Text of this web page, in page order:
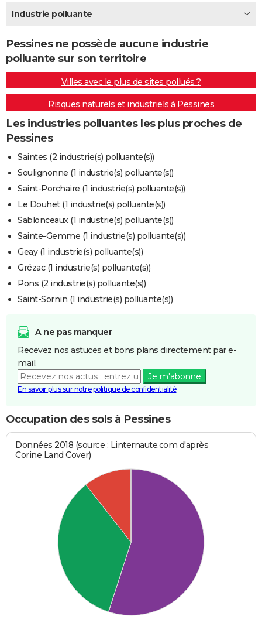
Destinations
City break
Voyage nature
Voyage de noces
Forum
Climat
+PHOTO
GUIDES D'ACHAT
BONS PLANS
CARTE DE VOEUX
Carte de Noël
Carte Bonne année
Carte Saint-Valentin
Carte Pâques
Carte d'anniversaire
DICTIONNAIRE
Dictionnaire
Biographies
Citations
Expressions
Proverbes
PROGRAMME TV
COPAINS D'AVANT
S'inscrire
Se connecter
Lycées
Collèges
Primaires
Universités
Entreprises
Service militaire
Avis de recherche
AVIS DE DÉCÈS
FORUM
Bricolage
Lifestyle
Culture
Sport
Auto
Television
Voyage
Cinema
Industrie polluante
Pessines ne possède aucune industrie
polluante sur son territoire
Villes avec le plus de sites pollués ?
Risques naturels et industriels à Pessines
Les industries polluantes les plus proches de
Pessines
Saintes (2 industrie(s) polluante(s))
Soulignonne (1 industrie(s) polluante(s))
Saint-Porchaire (1 industrie(s) polluante(s))
Le Douhet (1 industrie(s) polluante(s))
Sablonceaux (1 industrie(s) polluante(s))
Sainte-Gemme (1 industrie(s) polluante(s))
Geay (1 industrie(s) polluante(s))
Grézac (1 industrie(s) polluante(s))
Pons (2 industrie(s) polluante(s))
Saint-Sornin (1 industrie(s) polluante(s))
A ne pas manquer
Recevez nos astuces et bons plans directement par e-
mail.
Je m'abonne
En savoir plus sur notre politique de confidentialité
Occupation des sols à Pessines
Données 2018 (source : Linternaute.com d'après
Corine Land Cover)